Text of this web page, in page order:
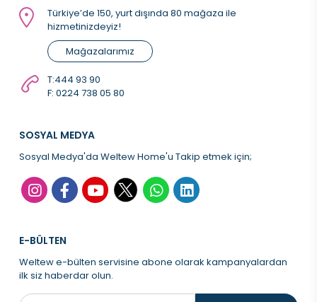
Türkiye’de 150, yurt dışında 80 mağaza ile
hizmetinizdeyiz!
Mağazalarımız
T:444 93 90
F: 0224 738 05 80
SOSYAL MEDYA
Sosyal Medya'da Weltew Home'u Takip etmek için;
E-BÜLTEN
Weltew e-bülten servisine abone olarak kampanyalardan
ilk siz haberdar olun.